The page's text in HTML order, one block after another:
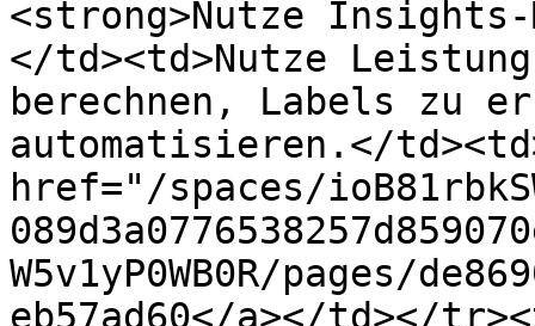
<strong>Nutze
</td><td>Nutze
berechnen, Labels zu
automatisieren.</
href="/spaces/
W5v1yP0WB0R/pages/
eb57ad60</a></td></